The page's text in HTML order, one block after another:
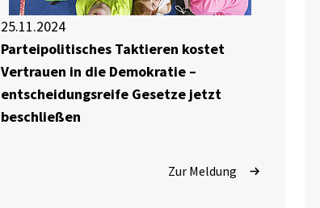
25.11.2024
Parteipolitisches Taktieren kostet
Vertrauen in die Demokratie –
entscheidungsreife Gesetze jetzt
beschließen
Zur Meldung